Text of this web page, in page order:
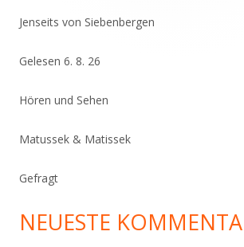
Jenseits von Siebenbergen
Gelesen 6. 8. 26
Hören und Sehen
Matussek & Matissek
Gefragt
NEUESTE